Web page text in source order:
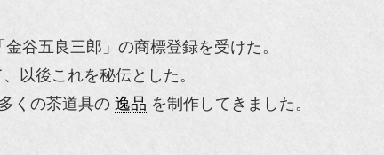
谷五良三郎」の商標登録を受けた。
以後これを秘伝とした。
くの茶道具の 逸品 を制作してきました。